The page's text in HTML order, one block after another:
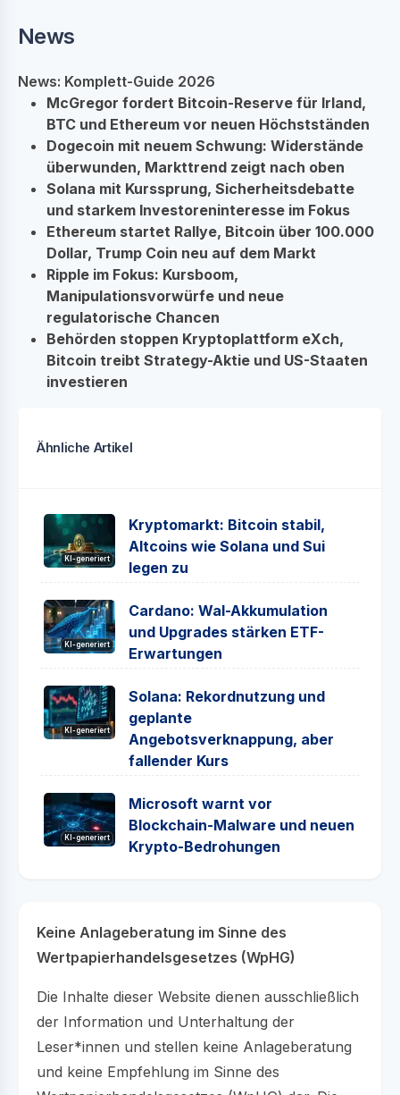
News
News: Komplett-Guide 2026
McGregor fordert Bitcoin-Reserve für Irland,
BTC und Ethereum vor neuen Höchstständen
Dogecoin mit neuem Schwung: Widerstände
überwunden, Markttrend zeigt nach oben
Solana mit Kurssprung, Sicherheitsdebatte
und starkem Investoreninteresse im Fokus
Ethereum startet Rallye, Bitcoin über 100.000
Dollar, Trump Coin neu auf dem Markt
Ripple im Fokus: Kursboom,
Manipulationsvorwürfe und neue
regulatorische Chancen
Behörden stoppen Kryptoplattform eXch,
Bitcoin treibt Strategy-Aktie und US-Staaten
investieren
Ähnliche Artikel
KI-generiert
Kryptomarkt: Bitcoin stabil,
Altcoins wie Solana und Sui
legen zu
KI-generiert
Cardano: Wal-Akkumulation
und Upgrades stärken ETF-
Erwartungen
KI-generiert
Solana: Rekordnutzung und
geplante
Angebotsverknappung, aber
fallender Kurs
KI-generiert
Microsoft warnt vor
Blockchain-Malware und neuen
Krypto-Bedrohungen
Keine Anlageberatung im Sinne des
Wertpapierhandelsgesetzes (WpHG)
Die Inhalte dieser Website dienen ausschließlich
der Information und Unterhaltung der
Leser*innen und stellen keine Anlageberatung
und keine Empfehlung im Sinne des